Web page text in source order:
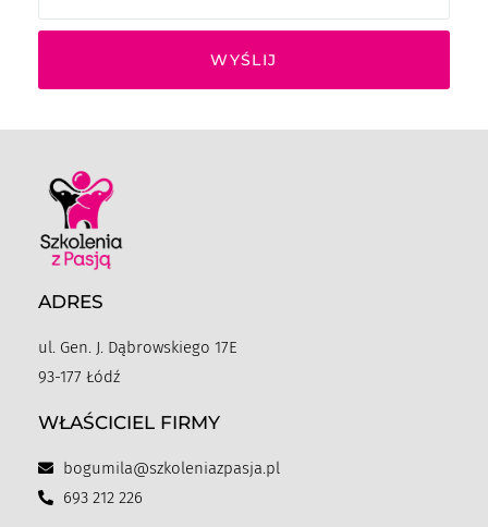
WYŚLIJ
ADRES
ul. Gen. J. Dąbrowskiego 17E
93-177 Łódź
WŁAŚCICIEL FIRMY
bogumila@szkoleniazpasja.pl
693 212 226